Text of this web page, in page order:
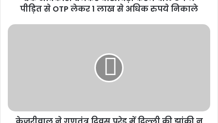
पीड़ित से OTP लेकर 1 लाख से अधिक रुपये निकाले